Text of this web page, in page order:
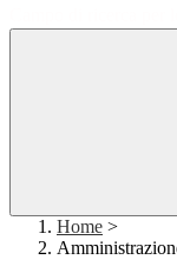
Home >